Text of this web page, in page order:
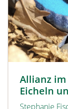
Allianz
Eicheln
Stephanie